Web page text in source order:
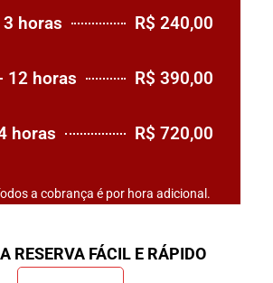
horas R$ 240,00
12 horas R$ 390,00
horas R$ 720,00
a cobrança é por hora adicional.
RESERVA FÁCIL E RÁPIDO